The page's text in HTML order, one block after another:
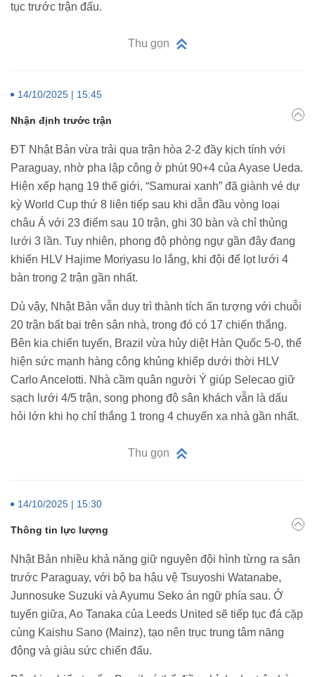
tục trước trận đấu.
Thu gọn
14/10/2025 | 15:45
Nhận định trước trận
ĐT Nhật Bản vừa trải qua trận hòa 2-2 đầy kịch tính với
Paraguay, nhờ pha lập công ở phút 90+4 của Ayase Ueda.
Hiện xếp hạng 19 thế giới, “Samurai xanh” đã giành vé dự
kỳ World Cup thứ 8 liên tiếp sau khi dẫn đầu vòng loại
châu Á với 23 điểm sau 10 trận, ghi 30 bàn và chỉ thủng
lưới 3 lần. Tuy nhiên, phong độ phòng ngự gần đây đang
khiến HLV Hajime Moriyasu lo lắng, khi đội để lọt lưới 4
bàn trong 2 trận gần nhất.
Dù vậy, Nhật Bản vẫn duy trì thành tích ấn tượng với chuỗi
20 trận bất bại trên sân nhà, trong đó có 17 chiến thắng.
Bên kia chiến tuyến, Brazil vừa hủy diệt Hàn Quốc 5-0, thể
hiện sức mạnh hàng công khủng khiếp dưới thời HLV
Carlo Ancelotti. Nhà cầm quân người Ý giúp Selecao giữ
sạch lưới 4/5 trận, song phong độ sân khách vẫn là dấu
hỏi lớn khi họ chỉ thắng 1 trong 4 chuyến xa nhà gần nhất.
Thu gọn
14/10/2025 | 15:30
Thông tin lực lượng
Nhật Bản nhiều khả năng giữ nguyên đội hình từng ra sân
trước Paraguay, với bộ ba hậu vệ Tsuyoshi Watanabe,
Junnosuke Suzuki và Ayumu Seko án ngữ phía sau. Ở
tuyến giữa, Ao Tanaka của Leeds United sẽ tiếp tục đá cặp
cùng Kaishu Sano (Mainz), tạo nên trục trung tâm năng
động và giàu sức chiến đấu.